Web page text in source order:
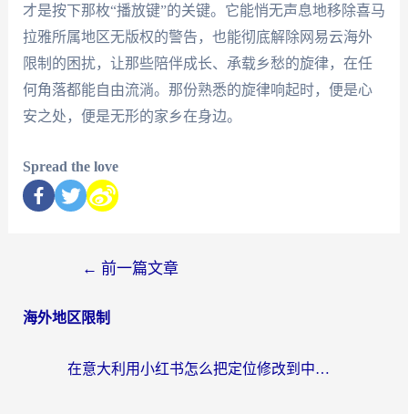
才是按下那枚“播放键”的关键。它能悄无声息地移除喜马
拉雅所属地区无版权的警告，也能彻底解除网易云海外
限制的困扰，让那些陪伴成长、承载乡愁的旋律，在任
何角落都能自由流淌。那份熟悉的旋律响起时，便是心
安之处，便是无形的家乡在身边。
Spread the love
← 前一篇文章
海外地区限制
在意大利用小红书怎么把定位修改到中国国内？3个实用技巧+1个靠谱工具帮你搞定